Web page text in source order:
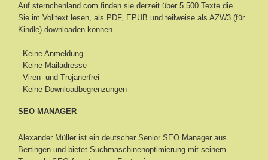
Auf sternchenland.com finden sie derzeit über 5.500 Texte die
Sie im Volltext lesen, als PDF, EPUB und teilweise als AZW3 (für
Kindle) downloaden können.
- Keine Anmeldung
- Keine Mailadresse
- Viren- und Trojanerfrei
- Keine Downloadbegrenzungen
SEO MANAGER
Alexander Müller ist ein deutscher Senior SEO Manager aus
Bertingen und bietet Suchmaschinenoptimierung mit seinem